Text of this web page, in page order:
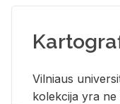
Vil­niaus
ko­lek­ci­ja yra ne